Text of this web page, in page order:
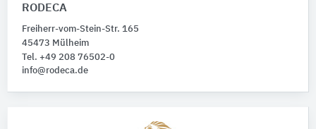
RODECA
Freiherr-vom-Stein-Str. 165
45473 Mülheim
Tel. +49 208 76502-0
info@rodeca.de